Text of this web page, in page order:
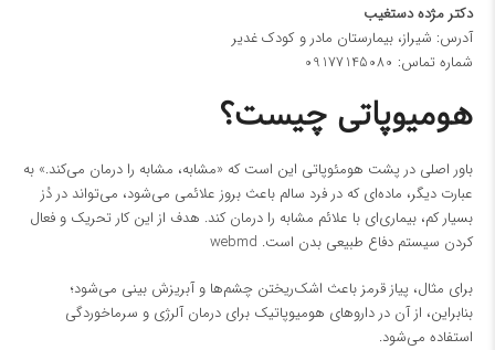
دكتر مژده دستغيب
آدرس: شيراز، بيمارستان مادر و كودک غدير
شماره تماس: 09177145080
هومیوپاتی چیست؟
باور اصلی در پشت هومئوپاتی این است که «مشابه، مشابه را درمان می‌کند.» به
عبارت دیگر، ماده‌ای که در فرد سالم باعث بروز علائمی می‌شود، می‌تواند در دُز
بسیار کم، بیماری‌ای با علائم مشابه را درمان کند. هدف از این کار تحریک و فعال
کردن سیستم دفاع طبیعی بدن است. webmd
برای مثال، پیاز قرمز باعث اشک‌ریختن چشم‌ها و آبریزش بینی می‌شود؛
بنابراین، از آن در داروهای هومیوپاتیک برای درمان آلرژی و سرماخوردگی
استفاده می‌شود.